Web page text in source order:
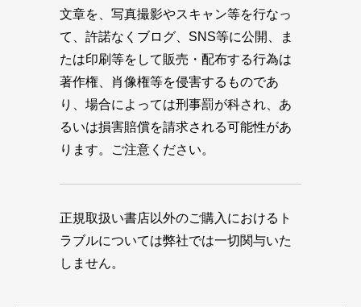
文章を、写真撮影やスキャン等を行なっ
て、許諾なくブログ、SNS等に公開、ま
たは印刷等をして販売・配布する行為は
著作権、肖像権等を侵害するものであ
り、場合によっては刑事罰が科され、あ
るいは損害賠償を請求される可能性があ
ります。ご注意ください。
正規取扱い書店以外のご購入におけるト
ラブルについては弊社では一切関与いた
しません。